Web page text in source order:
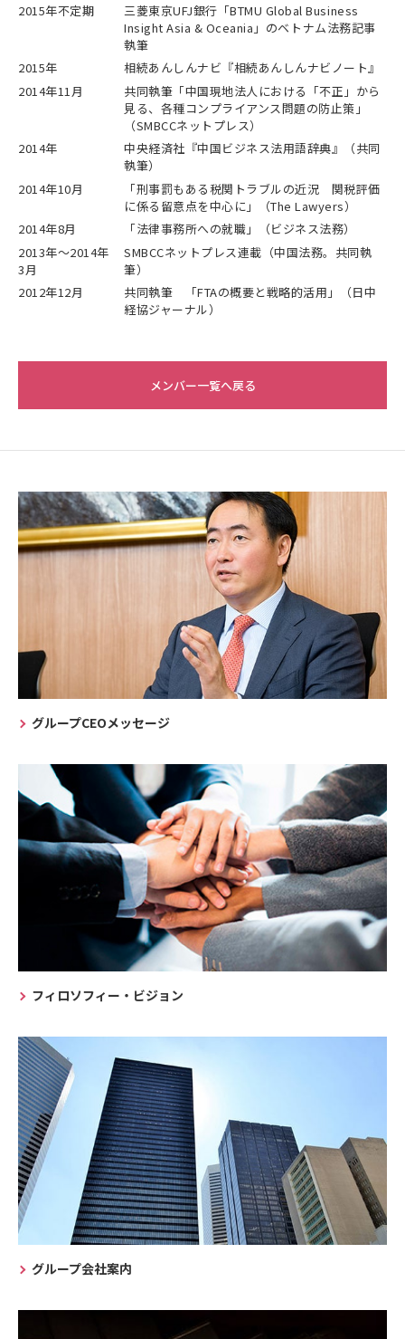
2015年不定期
三菱東京UFJ銀行「BTMU Global Business
Insight Asia & Oceania」のベトナム法務記事
執筆
2015年
相続あんしんナビ『相続あんしんナビノート』
2014年11月
共同執筆「中国現地法人における「不正」から
見る、各種コンプライアンス問題の防止策」
（SMBCCネットプレス）
2014年
中央経済社『中国ビジネス法用語辞典』（共同
執筆）
2014年10月
「刑事罰もある税関トラブルの近況 関税評価
に係る留意点を中心に」（The Lawyers）
2014年8月
「法律事務所への就職」（ビジネス法務）
2013年～2014年
3月
SMBCCネットプレス連載（中国法務。共同執
筆）
2012年12月
共同執筆 「FTAの概要と戦略的活用」（日中
経協ジャーナル）
メンバー一覧へ戻る
グループCEOメッセージ
フィロソフィー・ビジョン
グループ会社案内